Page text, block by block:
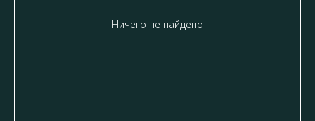
Ничего не найдено